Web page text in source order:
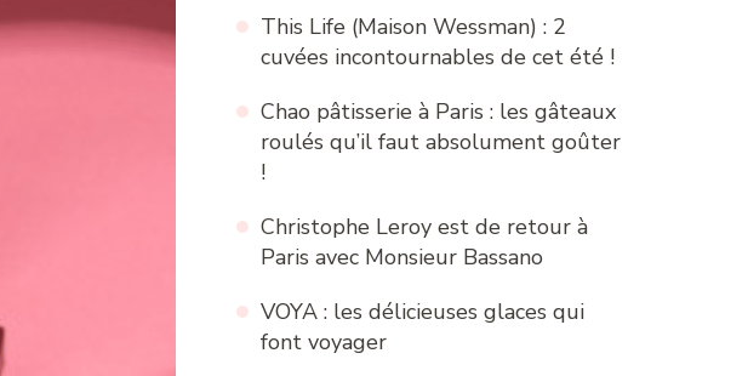
This Life (Maison Wessman) : 2
cuvées incontournables de cet été !
Chao pâtisserie à Paris : les gâteaux
roulés qu’il faut absolument goûter
!
Christophe Leroy est de retour à
Paris avec Monsieur Bassano
VOYA : les délicieuses glaces qui
font voyager